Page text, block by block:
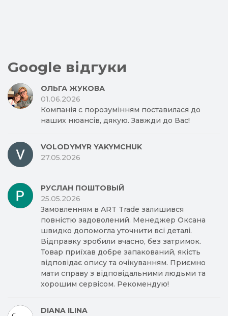
Google відгуки
ОЛЬГА ЖУКОВА
01.06.2026
Компанія с порозумінням поставилася до
наших нюансів, дякую. Завжди до Вас!
VOLODYMYR YAKYMCHUK
27.05.2026
РУСЛАН ПОШТОВЫЙ
25.05.2026
Замовленням в ART Trade залишився
повністю задоволений. Менеджер Оксана
швидко допомогла уточнити всі деталі.
Відправку зробили вчасно, без затримок.
Товар приїхав добре запакований, якість
відповідає опису та очікуванням. Приємно
мати справу з відповідальними людьми та
хорошим сервісом. Рекомендую!
DIANA ILINA